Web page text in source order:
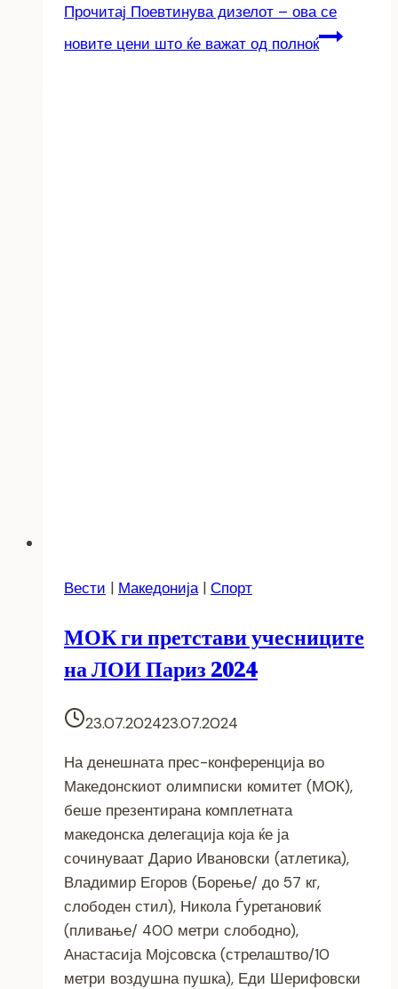
Прочитај Поевтинува дизелот – ова се
новите цени што ќе важат од полноќ
Вести | Македонија| Спорт
МОК ги претстави учесниците
на ЛОИ Париз 2024
23.07.202423.07.2024
На денешната прес-конференција во
Македонскиот олимписки комитет (МОК),
беше презентирана комплетната
македонска делегација која ќе ја
сочинуваат Дарио Ивановски (атлетика),
Владимир Егоров (Борење/ до 57 кг,
слободен стил), Никола Ѓуретановиќ
(пливање/ 400 метри слободно),
Анастасија Мојсовска (стрелаштво/10
метри воздушна пушка), Еди Шерифовски